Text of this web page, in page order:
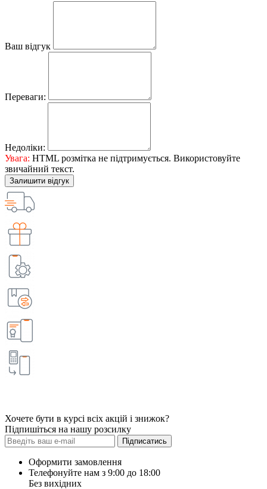
Ваш відгук
Переваги:
Недоліки:
Увага: HTML розмітка не підтримується. Використовуйте
звичайний текст.
Залишити відгук
Хочете бути в курсі всіх акцій і знижок?
Підпишіться на нашу розсилку
Підписатись
Оформити замовлення
Телефонуйте нам з 9:00 до 18:00
Без вихідних